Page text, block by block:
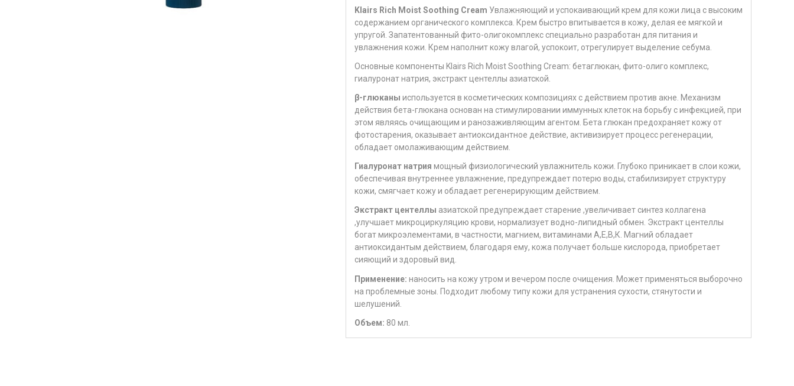
Klairs Rich Moist Soothing Cream Увлажняющий и успокаивающий крем для кожи лица с высоким
содержанием органического комплекса. Крем быстро впитывается в кожу, делая ее мягкой и
упругой. Запатентованный фито-олигокомплекс специально разработан для питания и
увлажнения кожи. Крем наполнит кожу влагой, успокоит, отрегулирует выделение себума.
Основные компоненты Klairs Rich Moist Soothing Cream: бетаглюкан, фито-олиго комплекс,
гиалуронат натрия, экстракт центеллы азиатской.
β-глюканы используется в косметических композициях с действием против акне. Механизм
действия бета-глюкана основан на стимулировании иммунных клеток на борьбу с инфекцией, при
этом являясь очищающим и ранозаживляющим агентом. Бета глюкан предохраняет кожу от
фотостарения, оказывает антиоксидантное действие, активизирует процесс регенерации,
обладает омолаживающим действием.
Гиалуронат натрия мощный физиологический увлажнитель кожи. Глубоко приникает в слои кожи,
обеспечивая внутреннее увлажнение, предупреждает потерю воды, стабилизирует структуру
кожи, смягчает кожу и обладает регенерирующим действием.
Экстракт центеллы азиатской предупреждает старение ,увеличивает синтез коллагена
,улучшает микроциркуляцию крови, нормализует водно-липидный обмен. Экстракт центеллы
богат микроэлементами, в частности, магнием, витаминами А,Е,В,К. Магний обладает
антиоксидантым действием, благодаря ему, кожа получает больше кислорода, приобретает
сияющий и здоровый вид.
Применение: наносить на кожу утром и вечером после очищения. Может применяться выборочно
на проблемные зоны. Подходит любому типу кожи для устранения сухости, стянутости и
шелушений.
Объем: 80 мл.